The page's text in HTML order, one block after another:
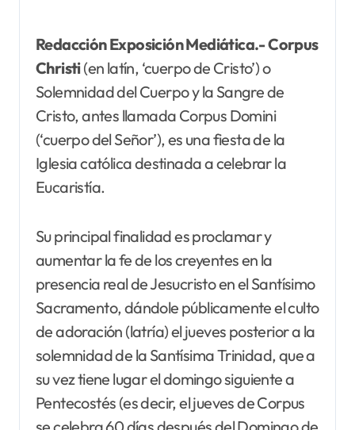
Redacción Exposición Mediática.- Corpus
Christi(en latín, ‘cuerpo de Cristo’) o
Solemnidad del Cuerpo y la Sangre de
Cristo, antes llamada Corpus Domini
(‘cuerpo del Señor’), es una fiesta de la
Iglesia católica destinada a celebrar la
Eucaristía.
Su principal finalidad es proclamar y
aumentar la fe de los creyentes en la
presencia real de Jesucristo en el Santísimo
Sacramento, dándole públicamente el culto
de adoración (latría) el jueves posterior a la
solemnidad de la Santísima Trinidad, que a
su vez tiene lugar el domingo siguiente a
Pentecostés (es decir, el jueves de Corpus